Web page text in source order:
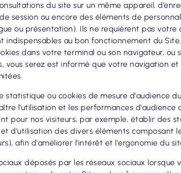
du site sur un même appareil,
session ou encore des éléments de
ou présentation). Ils ne requièrent pas votre
indispensables au bon fonctionnement du
dans votre terminal ou son navigateur, ou
vous serez est informé que votre navigation
statistique ou cookies de mesure d'audience
l'utilisation et les performances d'audience
pour nos visiteurs, par exemple, établir des
d'utilisation des divers éléments composant
afin d'améliorer l'intérêt et l'ergonomie du
déposés par les réseaux sociaux lorsque